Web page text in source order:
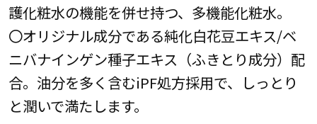
護化粧水の機能を併せ持つ、多機能化粧水。
〇オリジナル成分である純化白花豆エキス/ベ
ニバナインゲン種子エキス（ふきとり成分）配
合。油分を多く含むiPF処方採用で、しっとり
と潤いで満たします。